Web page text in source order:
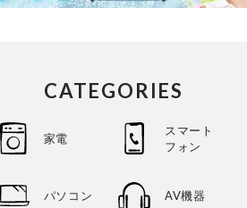
CATEGORIES
家電
スマート
フォン
パソコン AV機器